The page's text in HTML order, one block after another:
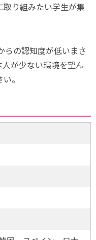
り組みたい学生が集
らの認知度が低いまさ
が少ない環境を望ん
。